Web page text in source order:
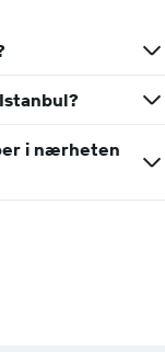
i nærheten